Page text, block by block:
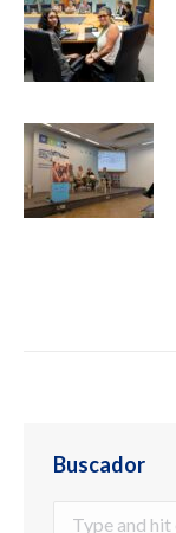
Buscador